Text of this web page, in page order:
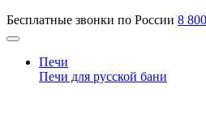
Бесплатные звонки по России 8
Печи
Печи для русской бани